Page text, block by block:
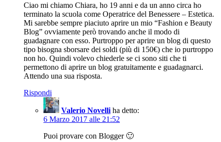
Ciao mi chiamo Chiara, ho 19 anni e da un anno circa ho
terminato la scuola come Operatrice del Benessere – Estetica.
Mi sarebbe sempre piaciuto aprire un mio “Fashion e Beauty
Blog” ovviamente però trovando anche il modo di
guadagnare con esso. Purtroppo per aprire un blog di questo
tipo bisogna sborsare dei soldi (più di 150€) che io purtroppo
non ho. Quindi volevo chiederle se ci sono siti che ti
permettono di aprire un blog gratuitamente e guadagnarci.
Attendo una sua risposta.
Rispondi
Valerio Novelli ha detto:
6 Marzo 2017 alle 21:52
Puoi provare con Blogger 🙂